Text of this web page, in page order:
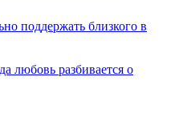
поддержать близкого в
любовь разбивается о